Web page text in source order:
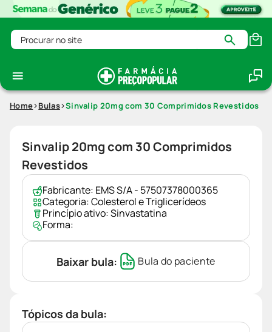
Procurar no site
Home Bulas Sinvalip 20mg com 30 Comprimidos Revestidos
Sinvalip 20mg com 30 Comprimidos
Revestidos
Fabricante: EMS S/A - 57507378000365
Categoria:Colesterol e Triglicerídeos
Princípio ativo:Sinvastatina
Forma:
Baixar bula: Bula do paciente
Tópicos da bula: